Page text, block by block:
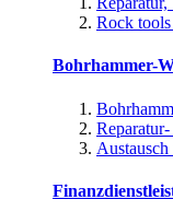
Rock tools
Bohrhammer-